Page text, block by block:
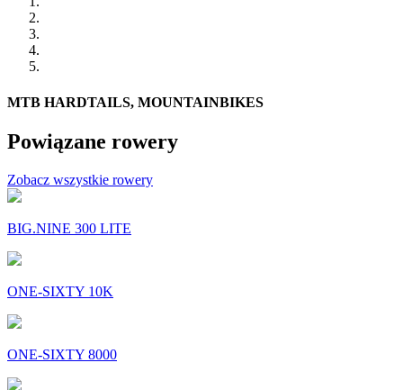
MTB HARDTAILS, MOUNTAINBIKES
Powiązane rowery
Zobacz wszystkie rowery
BIG.NINE 300 LITE
ONE-SIXTY 10K
ONE-SIXTY 8000